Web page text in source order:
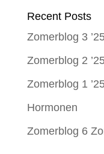
Recent Posts
Zomerblog 3
Zomerblog 2
Zomerblog 1
Hormonen
Zomerblog 6